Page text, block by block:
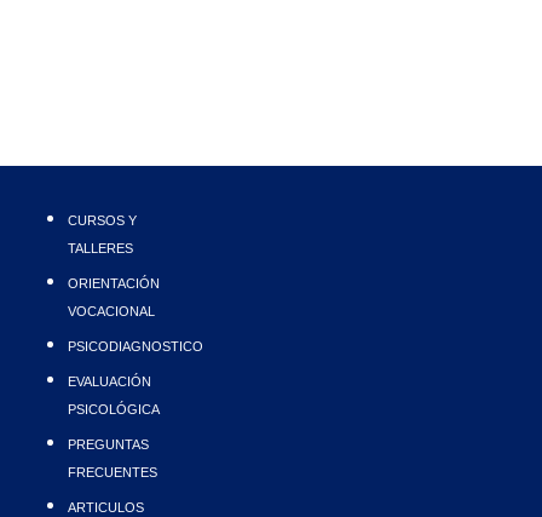
CURSOS Y
TALLERES
ORIENTACIÓN
VOCACIONAL
PSICODIAGNOSTICO
EVALUACIÓN
PSICOLÓGICA
PREGUNTAS
FRECUENTES
ARTICULOS